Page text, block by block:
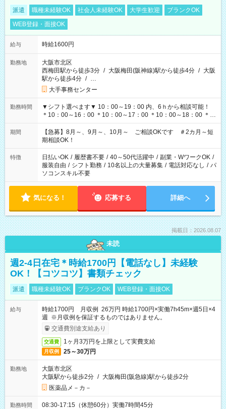
派遣 職種未経験OK 社会人未経験OK 大学生歓迎
ブランクOK
WEB登録・面接OK
給与 時給1600円
勤務地
大阪市北区
西梅田駅から徒歩3分 / 大阪梅田(阪神線)駅から徒歩4分 / 大阪
駅から徒歩4分 / …
大手事務センター
勤務時間
▼シフト選べます▼ 10：00～19：00 内、6ｈから相談可能！
＊10：00～16：00 ＊10：00～17：00 ＊10：00～18：00 ＊
11：00～19：00 ＊12：00～19：00 ＊13：00～19：00
期間
【急募】8月～、9月～、10月～ ご相談OKです ＃2カ月～短
期相談OK！
特徴 日払いOK / 履歴書不要 / 40～50代活躍中 / 副業・WワークOK /
服装自由 / シフト勤務 / 10名以上の大量募集 / 電話対応なし / パ
ソコンスキル不要
気になる！ 応募する 詳細へ
掲載日：2026.08.07
未読
週2-4日在宅＊時給1700円【電話なし】未経験
OK！【コツコツ】書類チェック
派遣 職種未経験OK ブランクOK WEB登録・面接OK
給与
時給1700円 月収例 26万円 時給1700円×実働7h45m×週5日×4
週 ※月収例を保証するものではありません。
交通費別途支給あり
交通費 1ヶ月3万円を上限として実費支給
月収例 25～30万円
勤務地
大阪市北区
大阪駅から徒歩2分 / 大阪梅田(阪急線)駅から徒歩2分
医薬品メ－カ－
勤務時間 08:30-17:15（休憩60分）実働7時間45分